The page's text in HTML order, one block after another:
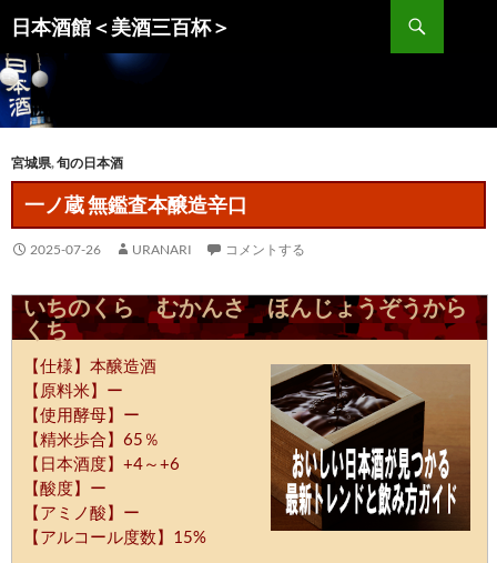
ン
テ
ン
ツ
ス
ッ
プ
日本酒館＜美酒三百杯＞
索
宮城県,旬の日本酒
一ノ蔵 無鑑査本醸造辛口
2025-07-26 URANARI コメントする
いちのくら むかんさ ほんじょうぞうから
くち
【仕様】本醸造酒
【原料米】ー
【使用酵母】ー
【精米歩合】65％
【日本酒度】+4～+6
【酸度】ー
【アミノ酸】ー
【アルコール度数】15%